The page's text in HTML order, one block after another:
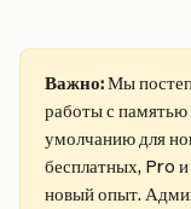
Важно: Мы
работы с памятью
умолчанию для
бесплатных, Pro
новый опыт.